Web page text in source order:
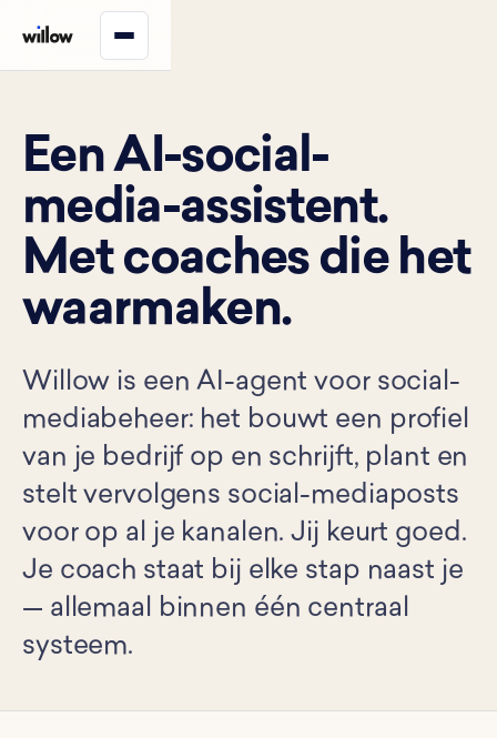
Een AI-social-
media-assistent.
Met coaches die het
waarmaken.
Willow is een AI-agent voor social-
mediabeheer: het bouwt een profiel
van je bedrijf op en schrijft, plant en
stelt vervolgens social-mediaposts
voor op al je kanalen. Jij keurt goed.
Je coach staat bij elke stap naast je
— allemaal binnen één centraal
systeem.